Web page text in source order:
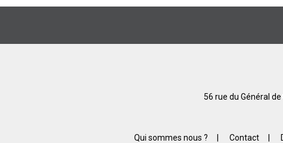
56 rue du Général
Qui sommes nous ? Contact